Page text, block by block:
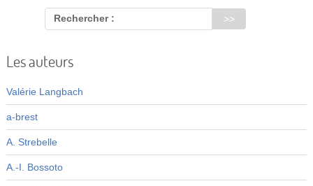
Rechercher :
Les auteurs
Valérie Langbach
a-brest
A. Strebelle
A.-I. Bossoto